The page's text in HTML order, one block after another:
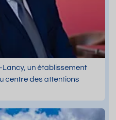
un établissement
centre des attentions